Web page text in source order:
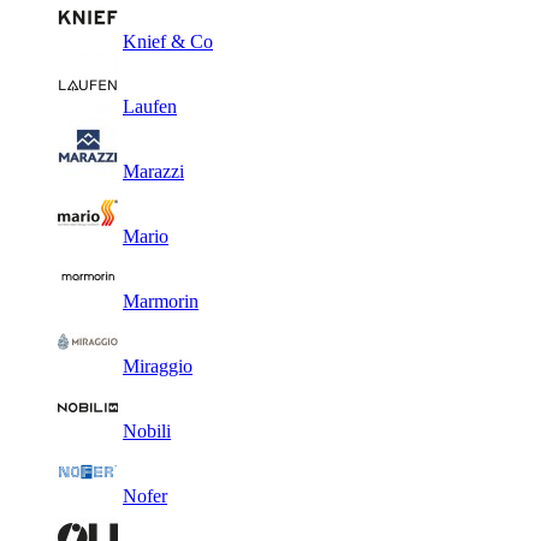
Knief & Co
Laufen
Marazzi
Mario
Marmorin
Miraggio
Nobili
Nofer